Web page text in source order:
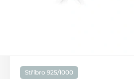
Stříbro 925/1000